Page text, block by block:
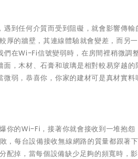
到任何介質而受到阻礙，就會影響傳輸
厚的牆壁，其連線體驗就會變差，而另
在Wi-Fi信號變弱時，在房間裡稍微調
，木材、石膏和玻璃是相對較易穿越的
弱，恭喜你，你家的建材可是真材實料
你的Wi-Fi，接著你就會接收到一堆抱怨
，每台設備接收無線網路的質量都跟著
配掉，當每個設備缺少足夠的頻寬時，